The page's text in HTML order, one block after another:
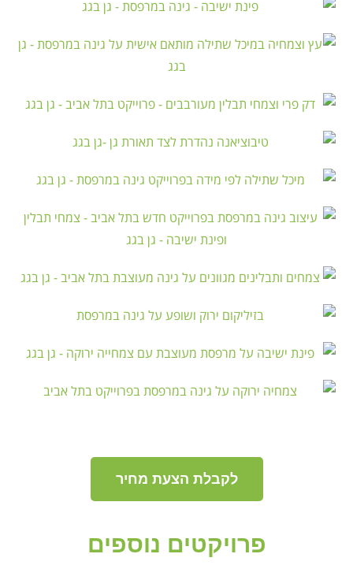
לקבלת הצעת מחיר
פרויקטים נוספים